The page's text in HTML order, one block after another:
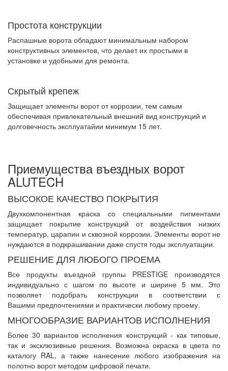
Простота конструкции
Распашные ворота обладают минимальным набором
конструктивных элементов, что делает их простыми в
установке и удобными для ремонта.
Скрытый крепеж
Защищает элементы ворот от коррозии, тем самым
обеспечивая привлекательный внешний вид конструкций и
долговечность эксплуатайии минимум 15 лет.
Приемущества въездных ворот
ALUTECH
ВЫСОКОЕ КАЧЕСТВО ПОКРЫТИЯ
Двухкомпонентная краска со специальными пигментами
защищает покрытие конструкций от воздействия низких
температур, царапин и сквозной коррозии. Элементы ворот не
нуждаются в подкрашивании даже спустя годы эксплуатации.
РЕШЕНИЕ ДЛЯ ЛЮБОГО ПРОЕМА
Все продукты въездной группы PRESTIGE производятся
индивидуально с шагом по высоте и ширине 5 мм. Это
позволяет подобрать конструкции в соответствии с
Вашими предпочтениями и практически любому проему.
МНОГООБРАЗИЕ ВАРИАНТОВ ИСПОЛНЕНИЯ
Более 30 вариантов исполнения конструкций - как типовые,
так и эксклюзивные решения. Возможна окраска в цвета по
каталогу RAL, а также нанесение любого изображения на
полотно ворот методом цифровой печати.